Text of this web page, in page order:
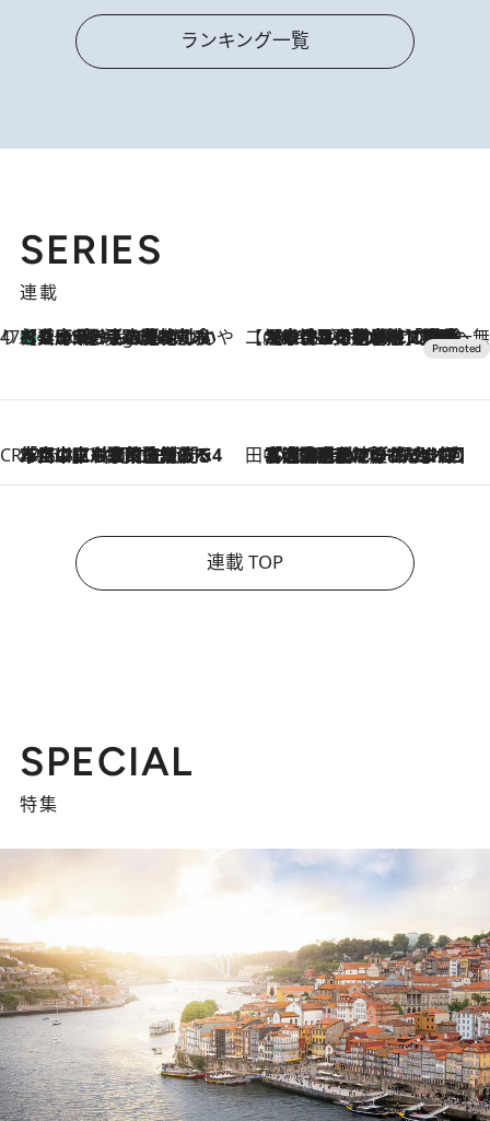
ランキング一覧
SERIES
連載
47都道府県の手みやげ ひんやりスイーツで夏を満喫
4 Hours Ago
【兵庫県】この夏絶対食べたい 冷やしておいしいおやつ3選 淡路島の恵みをジェラートに集約 【CREA×星野リゾート】唯一無二。癒しと発見が待つ場所へ
2026.8.7
【トンボの足水浴】ヒノキの香りに包まれて涼感マックス！約13℃の湧水かけ流しを避暑地「星野温泉 トンボの湯」で体験
CREA'S CHOICE
2026.8.7
「立川にも歌舞伎があるんだよ」 片岡仁左衛門・市川中車ら豪華座組みで4年目の立川立飛歌舞伎へ 田中稲の勝手に再ブーム
2026.8.7
「湘南乃風に憧れて」観客大盛上がりの“タオル回し”に、ラッパー顔負けの高速歌唱まで…さだまさし（74）のアグレッシブすぎる現在地
連載 TOP
SPECIAL
特集